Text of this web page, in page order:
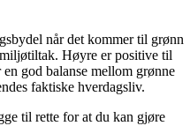
når det kommer til grønn
Høyre er positive til
god balanse mellom grønne
faktiske hverdagsliv.
til rette for at du kan gjøre